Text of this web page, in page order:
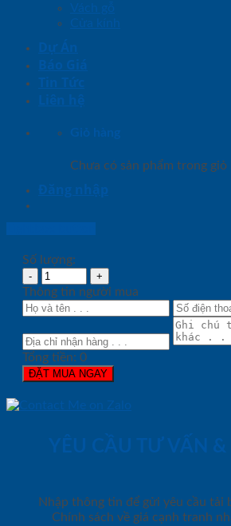
Vách gỗ
Cửa kính
Dự Án
Báo Giá
Tin Tức
Liên hệ
Giỏ hàng
Chưa có sản phẩm trong giỏ
Đăng nhập
Số lượng:
Thông tin người mua
Tổng tiền: 0
ĐẶT MUA NGAY
YÊU CẦU TƯ VẤN &
Nhập thông tin để gửi yêu cầu tải
Chính sách về giá cạnh tranh